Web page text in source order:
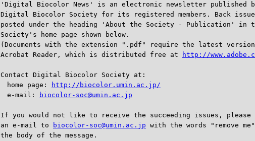
'Digital Biocolor News' is an electronic newsletter published
Digital Biocolor Society for its registered members. Back
posted under the heading 'About the Society - Publication' in
Society's home page shown below.
(Documents with the extension ".pdf" require the latest
Acrobat Reader, which is distributed free at
http://
Contact Digital Biocolor Society at:
home page:
http://biocolor.umin.ac.jp/
e-mail:
biocolor-soc@umin.ac.jp
If you would not like to receive the succeeding issues, please
an e-mail to
biocolor-soc@umin.ac.jp with the words "remove
the body of the message.